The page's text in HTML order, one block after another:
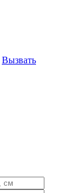
Вызвать